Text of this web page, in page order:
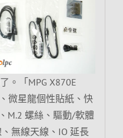
。「MPG X870E
微星龍個性貼紙、快
M.2 螺絲、驅動/軟體
無線天線、IO 延長